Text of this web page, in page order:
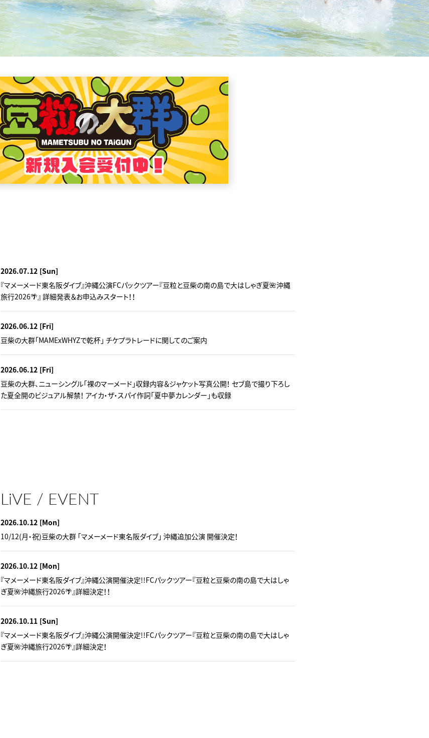
2026.07.12 [Sun]
『マメーメード東名阪ダイブ』沖縄公演FCパックツアー『豆粒と豆柴の南の島で大はしゃぎ夏🌺沖縄
旅行2026🌴』 詳細発表＆お申込みスタート！！
2026.06.12 [Fri]
豆柴の大群「MAMExWHYZで乾杯」 チケプラトレードに関してのご案内
2026.06.12 [Fri]
豆柴の大群、ニューシングル「裸のマーメード」収録内容＆ジャケット写真公開！ セブ島で撮り下ろし
た夏全開のビジュアル解禁！ アイカ・ザ・スパイ作詞「夏中夢カレンダー」も収録
LiVE / EVENT
2026.10.12 [Mon]
10/12(月・祝)豆柴の大群 「マメーメード東名阪ダイブ」 沖縄追加公演 開催決定！
2026.10.12 [Mon]
『マメーメード東名阪ダイブ』沖縄公演開催決定!!FCパックツアー『豆粒と豆柴の南の島で大はしゃ
ぎ夏🌺沖縄旅行2026🌴』詳細決定！！
2026.10.11 [Sun]
『マメーメード東名阪ダイブ』沖縄公演開催決定!!FCパックツアー『豆粒と豆柴の南の島で大はしゃ
ぎ夏🌺沖縄旅行2026🌴』詳細決定！